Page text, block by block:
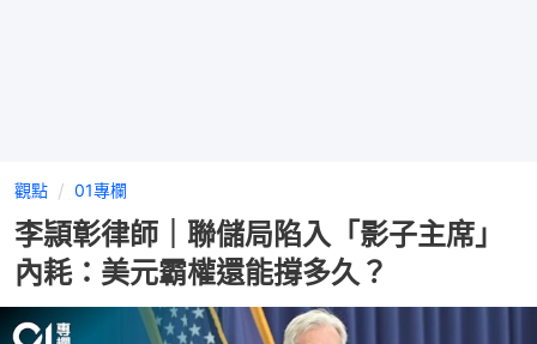
觀點 01專欄
李頴彰律師｜聯儲局陷入「影子主席」
內耗：美元霸權還能撐多久？